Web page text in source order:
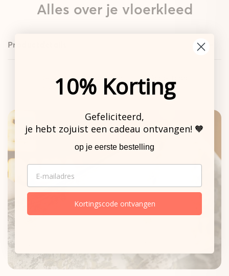
De sterke basis.
Onze matten
Gepolsterde mat
Een zachte schuimkern dempt elke stap merkbaar,
terwijl de High-Grip-technologie ervoor zorgt dat de
gepolsterde mat goed op zijn plek blijft – ideaal voor
speelkamers, woon- en slaapkamers en lange keuken
lopers. Met een comfortabele polstering van 10 mm
brengt ze gezellig comfort in huis.
Alles over je vloerkleed
Productdetails
Design
Standaard
Mat
Gepolsterde
Mat
10% Korting
Gefeliciteerd,
je hebt zojuist een cadeau ontvangen! 🧡
op je eerste bestelling
EMAIL
Kortingscode ontvangen